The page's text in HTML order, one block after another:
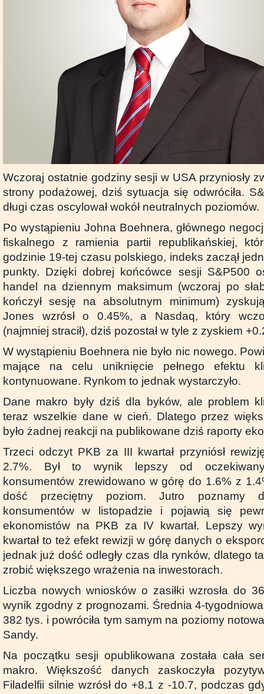
Wczoraj ostatnie godziny sesji w USA przyniosły
strony podażowej, dziś sytuacja się odwróciła.
długi czas oscylował wokół neutralnych poziomów.
Po wystąpieniu Johna Boehnera, głównego
fiskalnego z ramienia partii republikańskiej,
godzinie 19-tej czasu polskiego, indeks zaczął
punkty. Dzięki dobrej końcówce sesji S&P500
handel na dziennym maksimum (wczoraj po
kończył sesję na absolutnym minimum)
Jones wzrósł o 0.45%, a Nasdaq, który
(najmniej stracił), dziś pozostał w tyle z zyskiem
W wystąpieniu Boehnera nie było nic nowego.
mające na celu uniknięcie pełnego efektu
kontynuowane. Rynkom to jednak wystarczyło.
Dane makro były dziś dla byków, ale problem
teraz wszelkie dane w cień. Dlatego przez
było żadnej reakcji na publikowane dziś raporty
Trzeci odczyt PKB za III kwartał przyniósł
2.7%. Był to wynik lepszy od
konsumentów zrewidowano w górę do 1.6% z
dość przeciętny poziom. Jutro poznamy
konsumentów w listopadzie i pojawią się
ekonomistów na PKB za IV kwartał. Lepszy
kwartał to też efekt rewizji w górę danych o
jednak już dość odległy czas dla rynków, dlatego
zrobić większego wrażenia na inwestorach.
Liczba nowych wniosków o zasiłki wzrosła do
wynik zgodny z prognozami. Średnia 4-
382 tys. i powróciła tym samym na poziomy
Sandy.
Na początku sesji opublikowana została cała
makro. Większość danych zaskoczyła
Filadelfii silnie wzrósł do +8.1 z -10.7, podczas